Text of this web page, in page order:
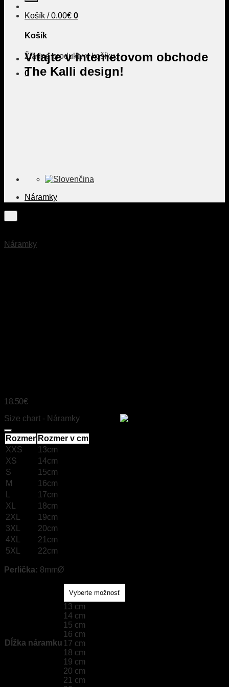
Košík /0.00€ 0
Košík
Žiadne produkty v košíku.
0
Vitajte v internetovom obchode
The Kalli design!
Náramky
Náramky
18.50€
Size chart - Náramky
Rozmer Rozmer v cm
XXS
13cm
XS
14cm
S
15cm
M
16cm
L
17cm
XL
18cm
2XL
19cm
3XL
20cm
4XL
21cm
5XL
22cm
Perlička: 8mmØ
Dĺžka náramku
13 cm
14 cm
15 cm
16 cm
17 cm
18 cm
19 cm
20 cm
21 cm